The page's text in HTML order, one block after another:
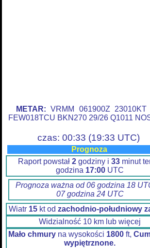
METAR: VRMM 061900Z 23010KT
FEW018TCU BKN270 29/26 Q1011
czas: 00:33 (19:33 UTC)
Prognoza
Raport powstał 2 godziny i 33 minut
godzina 17:00 UTC
Prognoza ważna od 06 godzina 18
07 godzina 24 UTC
Wiatr 15kt od zachodnio-południowy
Widzialność 10 km lub więcej
Mało chmury na wysokości 1800 ft,
wypiętrznone.